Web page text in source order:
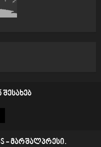
შესახებ
- მარშალპრესი.